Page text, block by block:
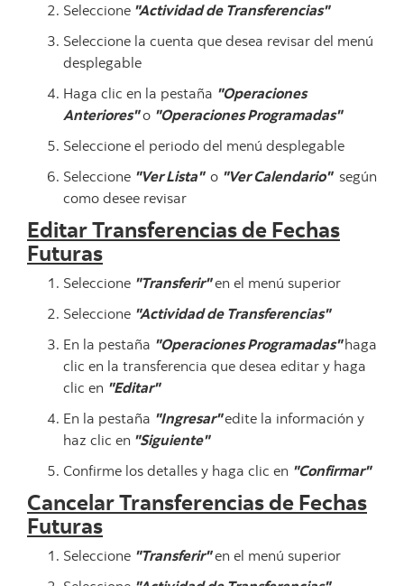
Seleccione "Actividad de Transferencias"
Seleccione la cuenta que desea revisar del menú
desplegable
Haga clic en la pestaña "Operaciones
Anteriores"o "Operaciones Programadas"
Seleccione el periodo del menú desplegable
Seleccione "Ver Lista" o "Ver Calendario"según
como desee revisar
Editar Transferencias de Fechas
Futuras
Seleccione "Transferir"en el menú superior
Seleccione "Actividad de Transferencias"
En la pestaña "Operaciones Programadas"haga
clic en la transferencia que desea editar y haga
clic en "Editar"
En la pestaña "Ingresar"edite la información y
haz clic en "Siguiente"
Confirme los detalles y haga clic en "Confirmar"
Cancelar Transferencias de Fechas
Futuras
Seleccione "Transferir"en el menú superior